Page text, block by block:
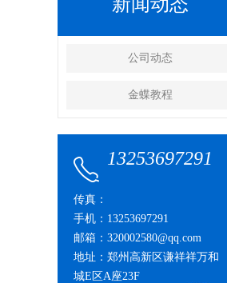
公司动态
金蝶教程
13253697291
传真：
手机：13253697291
邮箱：320002580@qq.com
地址：郑州高新区谦祥祥万和
城E区A座23F